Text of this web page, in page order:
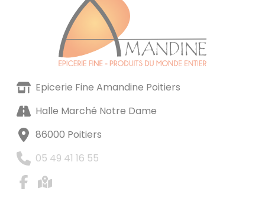
Epicerie Fine Amandine Poitiers
Halle Marché Notre Dame
86000 Poitiers
05 49 41 16 55